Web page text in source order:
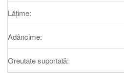
Lățime:
Adâncime:
Greutate suportată: